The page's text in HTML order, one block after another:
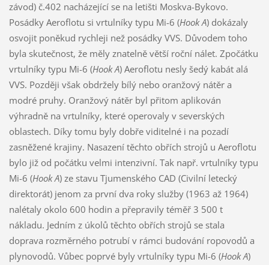
závod) č.402 nacházející se na letišti Moskva-Bykovo.
Posádky Aeroflotu si vrtulníky typu Mi-6 (Hook A) dokázaly
osvojit poněkud rychleji než posádky VVS. Důvodem toho
byla skutečnost, že měly znatelně větší roční nálet. Zpočátku
vrtulníky typu Mi-6 (Hook A) Aeroflotu nesly šedý kabát alá
VVS. Později však obdržely bílý nebo oranžový nátěr a
modré pruhy. Oranžový nátěr byl přitom aplikován
výhradně na vrtulníky, které operovaly v severských
oblastech. Díky tomu byly dobře viditelné i na pozadí
zasněžené krajiny. Nasazení těchto obřích strojů u Aeroflotu
bylo již od počátku velmi intenzivní. Tak např. vrtulníky typu
Mi-6 (Hook A) ze stavu Tjumenského CAD (Civilní letecký
direktorát) jenom za první dva roky služby (1963 až 1964)
nalétaly okolo 600 hodin a přepravily téměř 3 500 t
nákladu. Jedním z úkolů těchto obřích strojů se stala
doprava rozměrného potrubí v rámci budování ropovodů a
plynovodů. Vůbec poprvé byly vrtulníky typu Mi-6 (Hook A)